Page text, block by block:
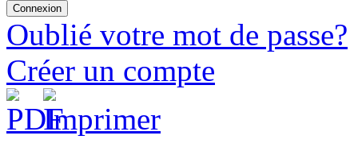
Oublié votre mot de passe?
Créer un compte